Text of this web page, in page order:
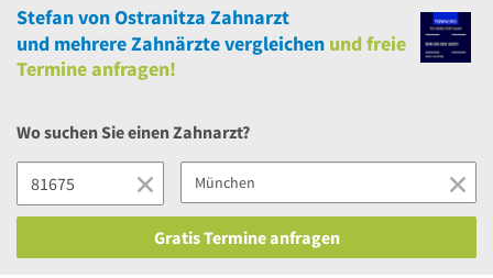
Stefan von Ostranitza Zahnarzt
und mehrereZahnärzte vergleichen undfreie
Termine anfragen!
Wo suchen Sie einen Zahnarzt?
Gratis Termine anfragen